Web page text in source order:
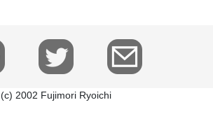
(c) 2002 Fujimori Ryoichi